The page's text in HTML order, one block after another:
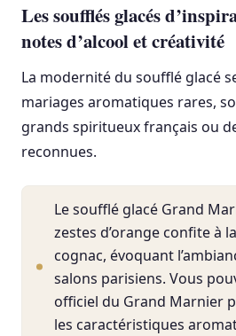
Les soufflés glacés
notes d’alcool et créativité
La modernité du soufflé glacé
mariages aromatiques rares,
grands spiritueux français ou
reconnues.
Le soufflé glacé Grand
zestes d’orange confite à
cognac, évoquant
salons parisiens. Vous
officiel du Grand Marnier
les caractéristiques